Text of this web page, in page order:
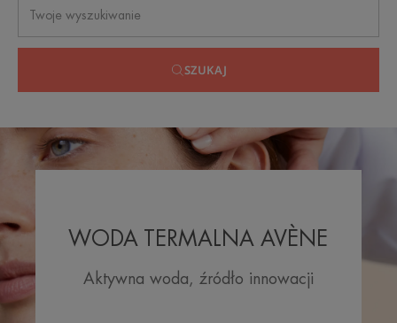
SZUKAJ
WODA TERMALNA AVÈNE
Aktywna woda, źródło innowacji